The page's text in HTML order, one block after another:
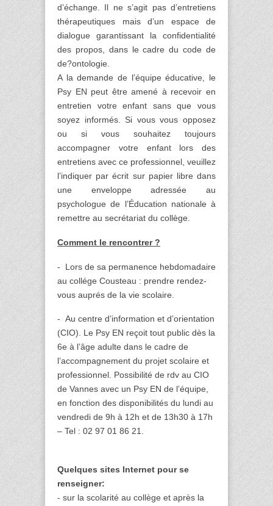
d’échange. Il ne s’agit pas d’entretiens
thérapeutiques mais d’un espace de
dialogue garantissant la confidentialité
des propos, dans le cadre du code de
de?ontologie.
A la demande de l’équipe éducative, le
Psy EN peut être amené à recevoir en
entretien votre enfant sans que vous
soyez informés. Si vous vous opposez
ou si vous souhaitez toujours
accompagner votre enfant lors des
entretiens avec ce professionnel, veuillez
l’indiquer par écrit sur papier libre dans
une enveloppe adressée au
psychologue de l’Éducation nationale à
remettre au secrétariat du collège.
Comment le rencontrer ?
- Lors de sa permanence hebdomadaire
au collége Cousteau : prendre rendez-
vous auprés de la vie scolaire.
- Au centre d’information et d’orientation
(CIO). Le Psy EN reçoit tout public dès la
6e à l’âge adulte dans le cadre de
l’accompagnement du projet scolaire et
professionnel. Possibilité de rdv au CIO
de Vannes avec un Psy EN de l’équipe,
en fonction des disponibilités du lundi au
vendredi de 9h à 12h et de 13h30 à 17h
– Tel : 02 97 01 86 21.
Quelques sites Internet pour se
renseigner:
- sur la scolarité au collège et après la